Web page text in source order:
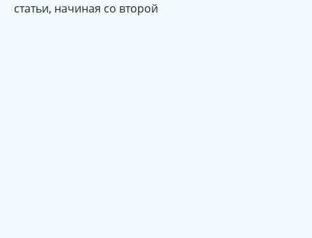
статьи, начиная со второй